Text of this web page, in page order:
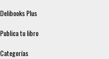
Delibooks Plus
Publica tu libro
Categorías